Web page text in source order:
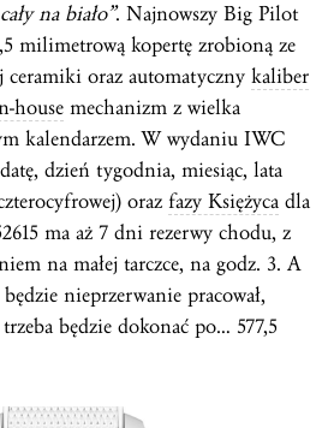
na biało”. Najnowszy Big Pilot
milimetrową kopertę zrobioną ze
ceramiki oraz automatyczny kaliber
house mechanizm z wielka
kalendarzem. W wydaniu IWC
dzień tygodnia, miesiąc, lata
oraz fazy Księżyca dla
ma aż 7 dni rezerwy chodu, z
na małej tarczce, na godz. 3. A
nieprzerwanie pracował,
będzie dokonać po… 577,5